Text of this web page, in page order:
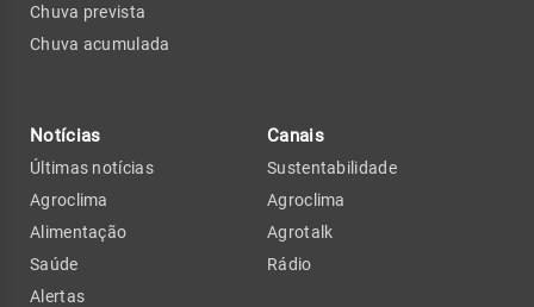
Chuva prevista
Chuva acumulada
Notícias
Últimas notícias
Agroclima
Alimentação
Saúde
Alertas
Canais
Sustentabilidade
Agroclima
Agrotalk
Rádio